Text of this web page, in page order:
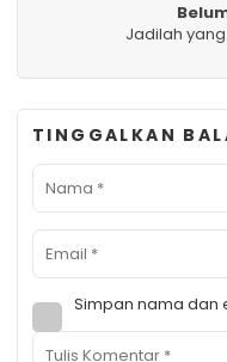
Jadilah
TINGGALKAN
Simpan nama dan